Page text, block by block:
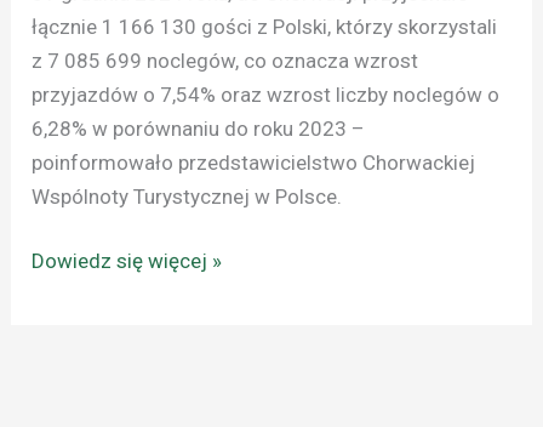
łącznie 1 166 130 gości z Polski, którzy skorzystali
z 7 085 699 noclegów, co oznacza wzrost
przyjazdów o 7,54% oraz wzrost liczby noclegów o
6,28% w porównaniu do roku 2023 –
poinformowało przedstawicielstwo Chorwackiej
Wspólnoty Turystycznej w Polsce.
Dowiedz się więcej »